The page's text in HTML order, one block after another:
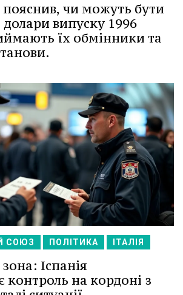
чи можуть бути
долари випуску 1996
їх обмінники та
СОЮЗ ПОЛІТИКА ІТАЛІЯ
Іспанія
контроль на кордоні з